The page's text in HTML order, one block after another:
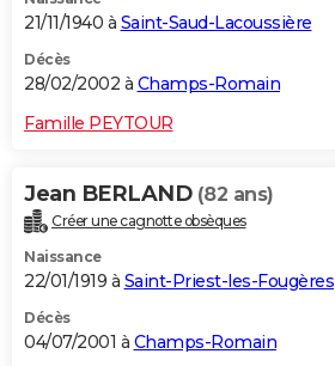
21/11/1940 à Saint-Saud-Lacoussière
Décès
28/02/2002 à Champs-Romain
Famille PEYTOUR
Jean BERLAND (82 ans)
Créer une cagnotte obsèques
Naissance
22/01/1919 à Saint-Priest-les-Fougères
Décès
04/07/2001 à Champs-Romain